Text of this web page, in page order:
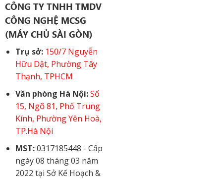
CÔNG TY TNHH TMDV
CÔNG NGHỆ MCSG
(MÁY CHỦ SÀI GÒN)
Trụ sở: 150/7 Nguyễn
Hữu Dật, Phường Tây
Thạnh, TPHCM
Văn phòng Hà Nội: Số
15, Ngõ 81, Phố Trung
Kính, Phường Yên Hoà,
TP.Hà Nội
MST:0317185448 - Cấp
ngày 08 tháng 03 năm
2022 tại Sở Kế Hoạch &